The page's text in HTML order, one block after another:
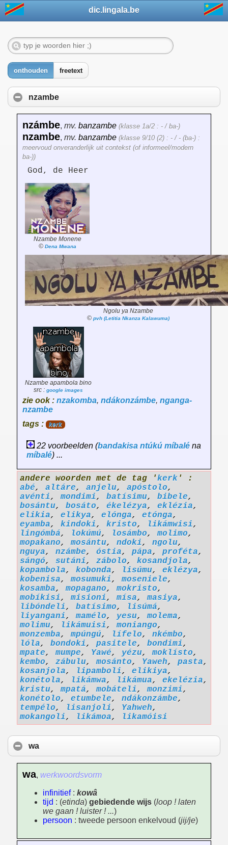
dic.lingala.be
onthouden freetext
nzambe
nzámbe, mv. banzambe (klasse 1a/2 : - / ba-)
nzambe, mv. banzambe (klasse 9/10 (2) : - / - (ba-) :
meervoud onveranderlijk uit contekst (of informeel/modern
ba-))
God, de Heer
Nzambe Monene
© Dena Mwana
Ngolu ya Nzambe
© pvh (Letitia Nkanza Kalawuma)
Nzambe apambola bino
src : google images
zie ook : nzakomba, ndákonzámbe, nganga-
nzambe
tags :
kerk
22 voorbeelden (bandakisa ntúkú míbalé na
míbalé) ...
andere woorden met de tag 'kerk ' :
abé, altáre, anjelu, apóstolo,
avénti,mondimi, batísimu, bibele,
bosántu, bosáto, ékelézya, eklézia,
elikia, elikya, elónga, etónga,
eyamba, kindoki, kristo, likámwisi,
lingómbá, lokúmú, losámbo,molimo,
mopakano,mosántu, ndoki, ngolu,
nguya, nzámbe, óstia, pápa, proféta,
sángó, sutáni, zábolo, kosandjola,
kopambola, kobonda, lisúmu, eklézya,
kobenisa,mosumuki,moseniele,
kosamba,mopagano,mokristo,
mobíkisi,misioni,mísa,masiya,
libóndeli, batísimo, lisúmá,
liyangani,mamélo, yesu,molema,
molimu, likámuisi,moniango,
monzemba,mpúngú, lífelo, nkémbo,
lóla, bondoki, pasitele, bondimi,
mpate,mumpe, Yawé, yézu,moklísto,
kembo, zábulu,mosánto, Yaweh, pasta,
kosanjola, lipamboli, elikiya,
konétola, likámwa, likámua, ekelézia,
kristu,mpatá,mobáteli,monzimi,
konétolo, etumbele, ndákonzámbe,
tempélo, lisanjoli, Yahweh,
mokangoli, likámoa, likamóisi
wa
wa, werkwoordsvorm
infinitief: kowâ
tijd : (etinda) gebiedende wijs (loop ! laten
we gaan ! luister ! ...)
persoon : tweede persoon enkelvoud (jij/je)